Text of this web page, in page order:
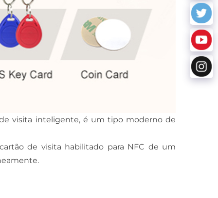
visita inteligente, é um tipo moderno de
de visita habilitado para NFC de um